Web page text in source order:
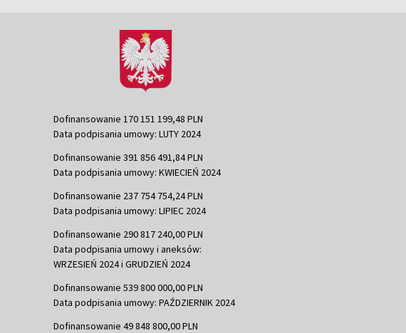
Dofinansowanie 170 151 199,48 PLN
Data podpisania umowy: LUTY 2024
Dofinansowanie 391 856 491,84 PLN
Data podpisania umowy: KWIECIEŃ 2024
Dofinansowanie 237 754 754,24 PLN
Data podpisania umowy: LIPIEC 2024
Dofinansowanie 290 817 240,00 PLN
Data podpisania umowy i aneksów:
WRZESIEŃ 2024 i GRUDZIEŃ 2024
Dofinansowanie 539 800 000,00 PLN
Data podpisania umowy: PAŹDZIERNIK 2024
Dofinansowanie 49 848 800,00 PLN